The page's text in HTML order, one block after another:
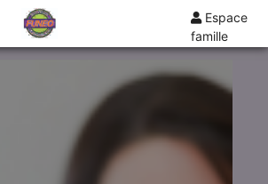
Espace
famille